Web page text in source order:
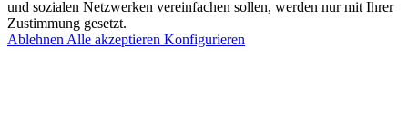
und sozialen Netzwerken vereinfachen sollen, werden nur mit Ihrer
Zustimmung gesetzt.
Ablehnen Alle akzeptieren Konfigurieren